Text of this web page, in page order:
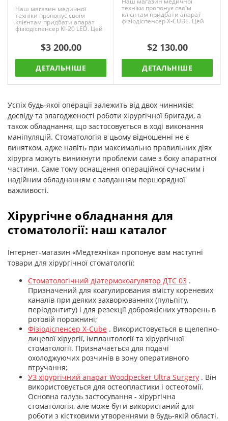
Наш магазин медичної
техніки пропонує своїм
клієнтам придбати апарат
фізіодіспенсер KI-20 LED. Цей
прилад відрізняється
унікальним поєднанням
високої ..$3 200.00
ДЕТАЛЬНІШЕ
техніки пропонує своїм
клієнтам придбати апарат
фізіодіспенсер X-CUBE. Цей
прилад відрізняється
$2 130.00
ДЕТАЛЬНІШЕ
Успіх будь-якої операції залежить від двох чинників:
досвіду та злагодженості роботи хірургічної бригади, а
також обладнання, що застосовується в ході виконання
маніпуляцій. Стоматологія в цьому відношенні не є
винятком, адже навіть при максимально правильних діях
хірурга можуть виникнути проблеми саме з боку апаратної
частини. Саме тому оснащення операційної сучасним і
надійним обладнанням є завданням першорядної
важливості.
Хірургічне обладнання для
стоматології: наш каталог
Інтернет-магазин «Медтехніка» пропонує вам наступні
товари для хірургічної стоматології:
Стоматологічний діатермокоагулятор ДТС 03 .
Призначений для коагулирования вмісту кореневих
каналів при деяких захворюваннях (пульпіту,
періодонтиту) і для резекції доброякісних утворень в
ротовій порожнині;
Фізіодіспенсер X-Cube . Використовується в щелепно-
лицевої хірургії, імплантології та хірургічної
стоматології. Призначається для подачі
охолоджуючих розчинів в зону оперативного
втручання;
УЗ хірургічний апарат Woodpecker Ultra Surgery . Він
використовується для остеопластики і остеотомії.
Основна галузь застосування - хірургічна
стоматологія, але може бути використаний для
роботи з кістковими утвореннями в будь-якій області.